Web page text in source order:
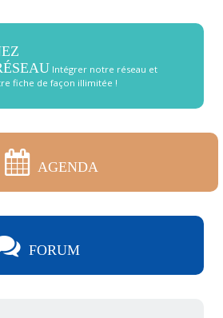
Intégrer notre réseau et
fiche de façon illimitée !
AGENDA
FORUM